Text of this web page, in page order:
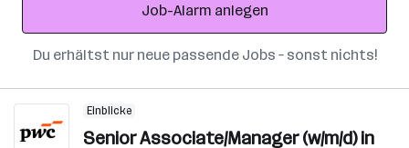
Job-Alarm anlegen
Du erhältst nur neue passende Jobs – sonst nichts!
Einblicke
Senior Associate/Manager (w/m/d) in